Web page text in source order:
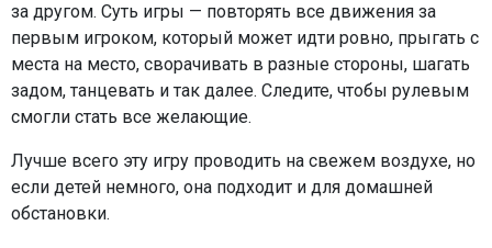
за другом. Суть игры — повторять все движения за
первым игроком, который может идти ровно, прыгать с
места на место, сворачивать в разные стороны, шагать
задом, танцевать и так далее. Следите, чтобы рулевым
смогли стать все желающие.
Лучше всего эту игру проводить на свежем воздухе, но
если детей немного, она подходит и для домашней
обстановки.